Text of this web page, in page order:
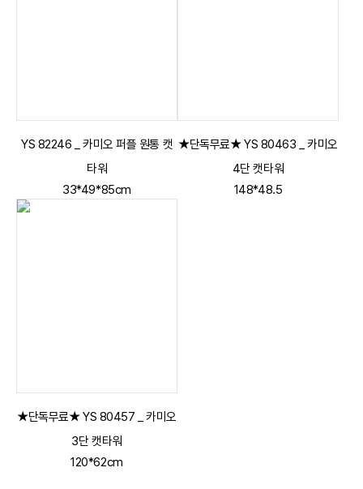
YS 82246 _ 카미오 퍼플 원통 캣
타워
33*49*85cm
★단독무료★ YS 80463 _ 카미오
4단 캣타워
148*48.5
★단독무료★ YS 80457 _ 카미오
3단 캣타워
120*62cm